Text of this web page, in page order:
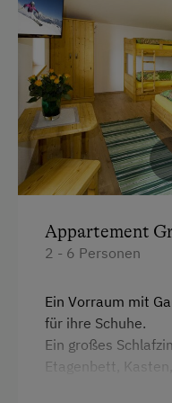
Garten/Wiese
Hausgarten
Spielgefährten
Kinder-Ausstattung
Kinder sind
Kinderspielplatz
Spielzeug
Ausstattung der
Bettwäsche
Appartement
2 - 6 Personen
Ein Vorraum mit
für ihre Schuhe.
Ein großes
Etagenbett,